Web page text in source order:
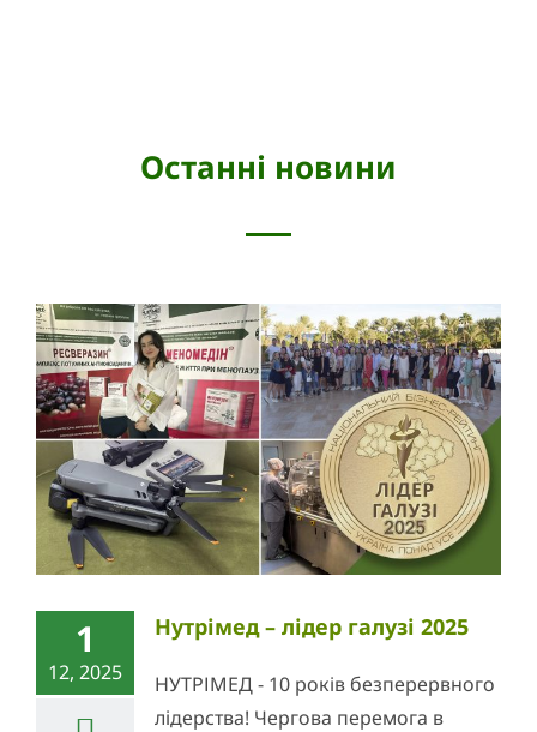
Останні новини
1
12, 2025
Нутрімед – лідер галузі 2025
НУТРІМЕД - 10 років безперервного
лідерства! Чергова перемога в